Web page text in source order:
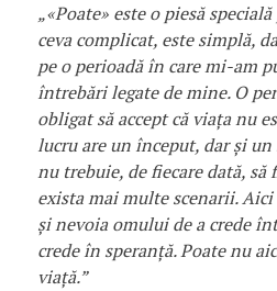
„«Poate» este o piesă
ceva complicat, este simplă,
pe o perioadă în care mi-am
întrebări legate de mine. O
obligat să accept că viața nu
lucru are un început, dar și
nu trebuie, de fiecare dată,
exista mai multe scenarii.
și nevoia omului de a crede
crede în speranță. Poate nu
viață.”